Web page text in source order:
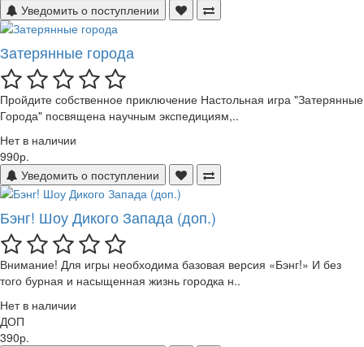
Уведомить о поступлении
Затерянные города
Пройдите собственное приключение Настольная игра "Затерянные
Города" посвящена научным экспедициям,..
Нет в наличии
990р.
Уведомить о поступлении
Бэнг! Шоу Дикого Запада (доп.)
Внимание! Для игры необходима базовая версия «Бэнг!» И без
того бурная и насыщенная жизнь городка н..
Нет в наличии
ДОП
390р.